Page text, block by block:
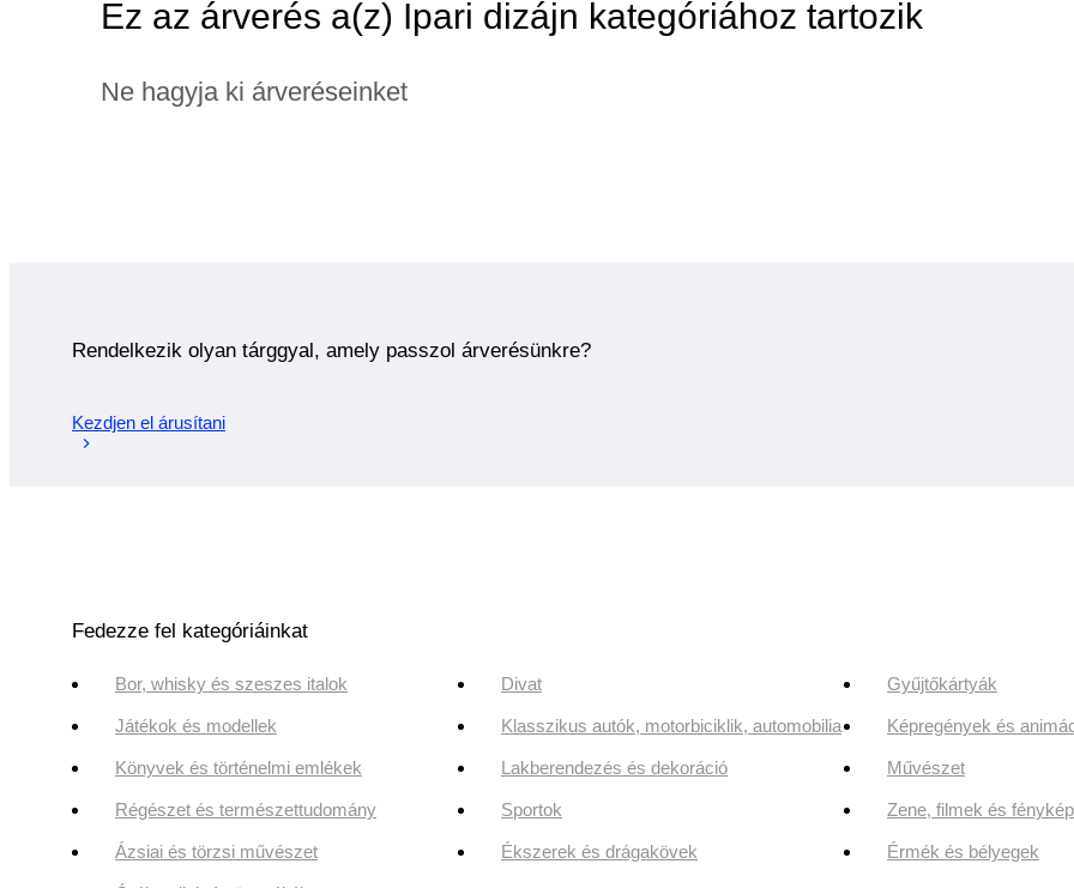
Ez az árverés a(z) Ipari dizájn kategóriához tartozik
Ne hagyja ki árveréseinket
Rendelkezik olyan tárggyal, amely passzol árverésünkre?
Kezdjen el árusítani
Fedezze fel kategóriáinkat
Bor, whisky és szeszes italok Divat Gyűjtőkártyák
Játékok és modellek Klasszikus autók, motorbiciklik, automobilia Képregények és
Könyvek és történelmi emlékek Lakberendezés és dekoráció Művészet
Régészet és természettudomány Sportok Zene, filmek és
Ázsiai és törzsi művészet Ékszerek és drágakövek Érmék és bélyegek